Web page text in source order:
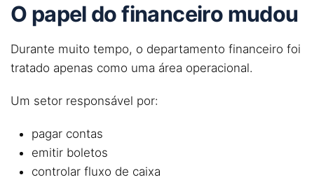
O papel dofinanceiro mudou
Durante muito tempo, o departamento financeiro foi
tratado apenas como uma área operacional.
Um setor responsável por:
pagar contas
emitir boletos
controlar fluxo de caixa